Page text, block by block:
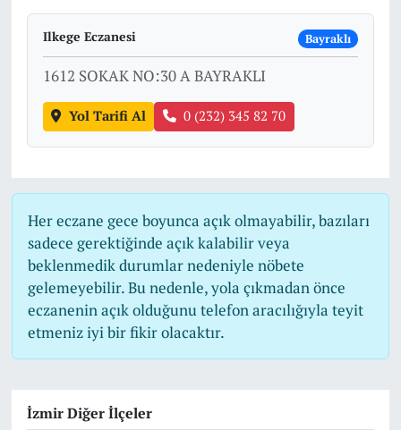
Ilkege Eczanesi Bayraklı
1612 SOKAK NO:30 A BAYRAKLI
Yol Tarifi Al 0 (232) 345 82 70
Her eczane gece boyunca açık olmayabilir, bazıları
sadece gerektiğinde açık kalabilir veya
beklenmedik durumlar nedeniyle nöbete
gelemeyebilir. Bu nedenle, yola çıkmadan önce
eczanenin açık olduğunu telefon aracılığıyla teyit
etmeniz iyi bir fikir olacaktır.
İzmir Diğer İlçeler